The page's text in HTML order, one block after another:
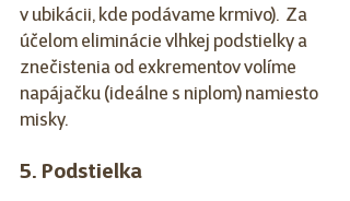
v ubikácii, kde podávame krmivo).  Za
účelom eliminácie vlhkej podstielky a
znečistenia od exkrementov volíme
napájačku (ideálne s niplom) namiesto
misky.
5. Podstielka